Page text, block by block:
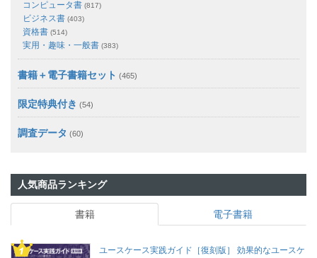
コンピュータ書 (817)
ビジネス書 (403)
資格書 (514)
実用・趣味・一般書 (383)
書籍＋電子書籍セット (465)
限定特典付き (54)
調査データ (60)
人気商品ランキング
書籍 電子書籍
ユースケース実践ガイド［復刻版］ 効果的なユースケ